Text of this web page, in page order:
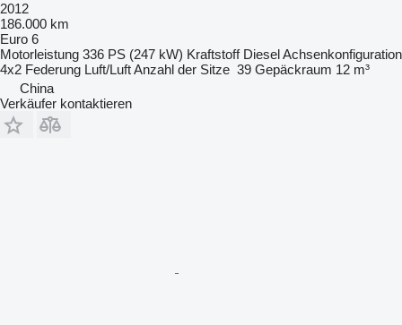
2012
186.000 km
Euro 6
Motorleistung 336 PS (247 kW) Kraftstoff DieselAchsenkonfiguration
4x2 Federung Luft/LuftAnzahl der Sitze 39 Gepäckraum 12 m³
China
Verkäufer kontaktieren